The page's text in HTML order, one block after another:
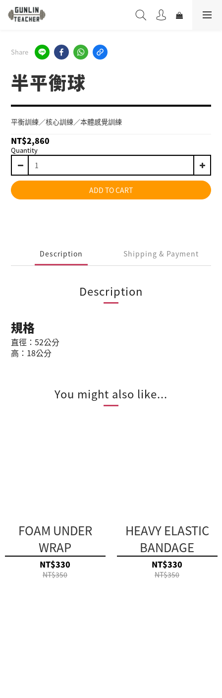
Share
半平衡球
平衡訓練／核心訓練／本體感覺訓練
NT$2,860
Quantity
ADD TO CART
Description Shipping & Payment
Description
規格
直徑：52公分
高：18公分
You might also like...
FOAM UNDER
WRAP
NT$330
NT$350
HEAVY ELASTIC
BANDAGE
NT$330
NT$350